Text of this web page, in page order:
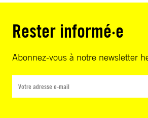
Rester informé·e
Abonnez-vous à notre newsletter